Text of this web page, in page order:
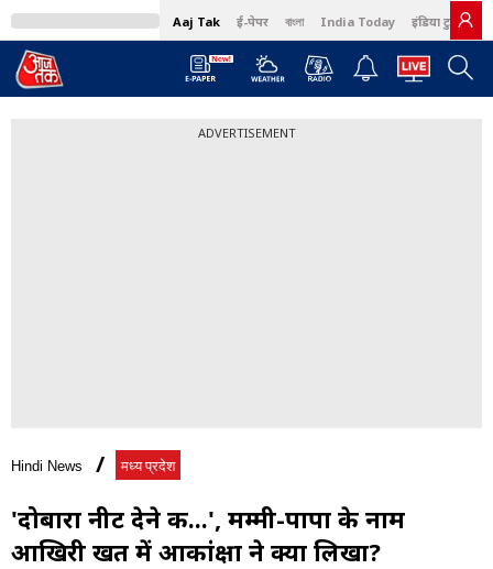
Aaj Tak ई-पेपर বাংলা India Today इंडिया टुडे हिंदी
ADVERTISEMENT
Hindi News मध्य प्रदेश
'दोबारा नीट देने की...', मम्मी-पापा के नाम
आखिरी खत में आकांक्षा ने क्या लिखा?